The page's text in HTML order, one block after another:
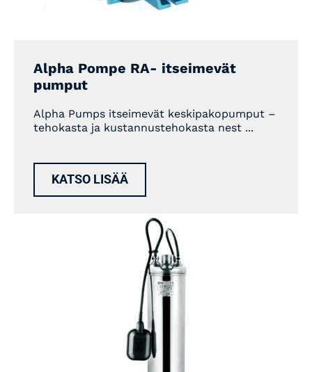
Alpha Pompe RA- itseimevät
pumput
Alpha Pumps itseimevät keskipakopumput –
tehokasta ja kustannustehokasta nest ...
KATSO LISÄÄ